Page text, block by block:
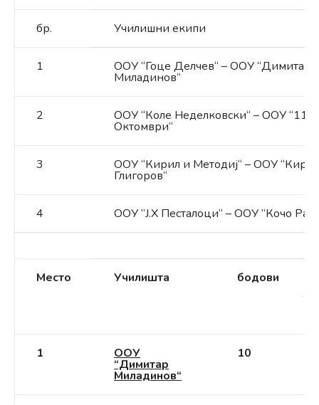
бр. Училишни екипи
1 ООУ “Гоце Делчев“ – ООУ “Димитар
Миладинов“
2 ООУ “Коле Неделковски“ – ООУ “11
Октомври“
3 ООУ “Кирил и Методиј“ – ООУ “Киро
Глигоров“
4 ООУ “Ј.Х Песталоци“ – ООУ “Кочо
Место Училишта бодови
1 ООУ
“Димитар
Миладинов“
10